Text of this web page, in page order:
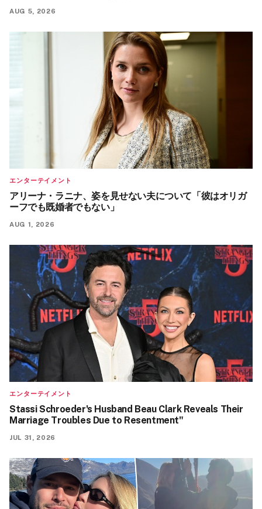
AUG 5, 2026
エンターテイメント
アリーナ・ラニナ、姿を見せない夫について「彼はオリガ
ーフでも既婚者でもない」
AUG 1, 2026
エンターテイメント
Stassi Schroeder's Husband Beau Clark Reveals Their
Marriage Troubles Due to Resentment"
JUL 31, 2026